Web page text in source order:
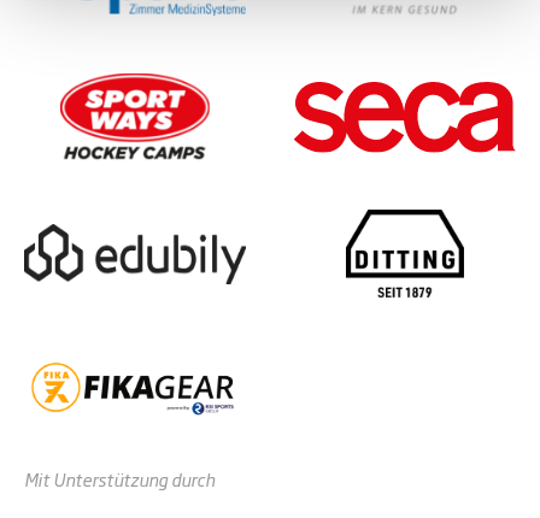
Mit Unterstützung durch